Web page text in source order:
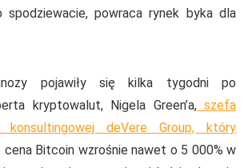
spodziewacie, powraca rynek byka dla
pojawiły się kilka tygodni po
kryptowalut, Nigela Green’a,szefa
konsultingowej deVere Group, który
cena Bitcoin wzrośnie nawet o 5 000% w